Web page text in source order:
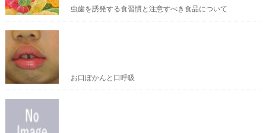
虫歯を誘発する食習慣と注意すべき食品について
お口ぽかんと口呼吸